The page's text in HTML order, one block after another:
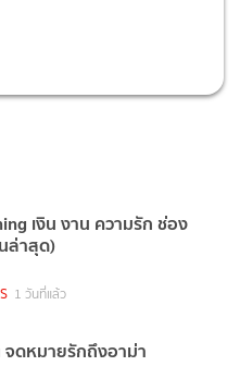
เงิน งาน ความรัก ช่อง
ล่าสุด)
1 วันที่แล้ว
จดหมายรักถึงอาม่า